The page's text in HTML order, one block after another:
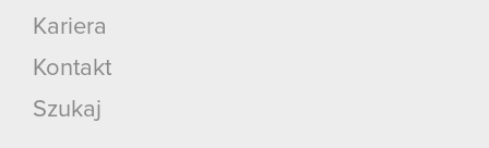
Kariera
Kontakt
Szukaj